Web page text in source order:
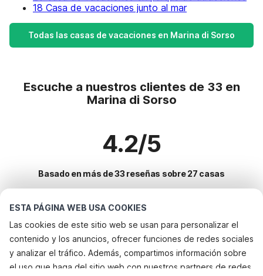
ESTA PÁGINA WEB USA COOKIES
Las cookies de este sitio web se usan para personalizar el
contenido y los anuncios, ofrecer funciones de redes sociales
y analizar el tráfico. Además, compartimos información sobre
el uso que haga del sitio web con nuestros partners de redes
18 Casa de vacaciones junto al mar
Todas las casas de vacaciones en Marina di Sorso
Escuche a nuestros clientes de 33 en
Marina di Sorso
4.2/5
Basado en más de 33 reseñas sobre 27 casas
Destinos más populares para vacaciones
Ciudades con los mejores servicios para vacaciones
Alquileres vacacionales para familias con niños santa-teresa-gallura
Servicios populares para vacaciones en Marina-di-sorso